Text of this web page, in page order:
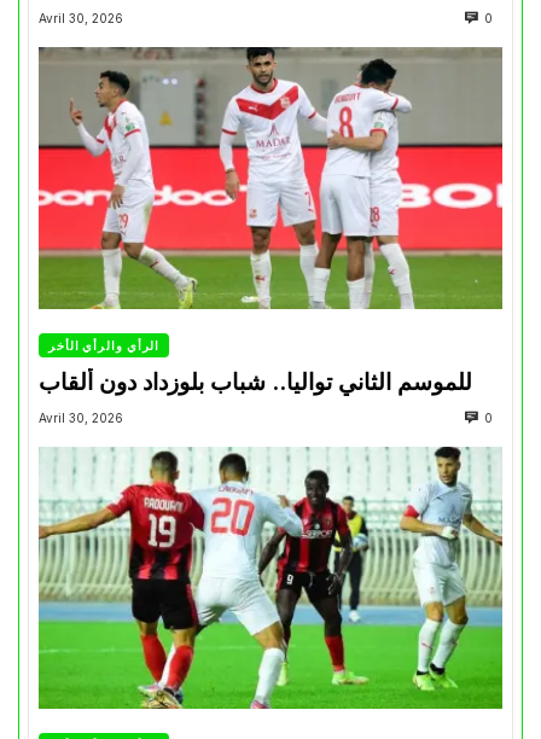
Avril 30, 2026 0
الرأي والرأي الأخر
للموسم الثاني تواليا.. شباب بلوزداد دون ألقاب
Avril 30, 2026 0